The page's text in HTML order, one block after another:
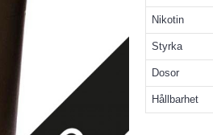
Nikotin
Styrka
Dosor
Hållbarhet